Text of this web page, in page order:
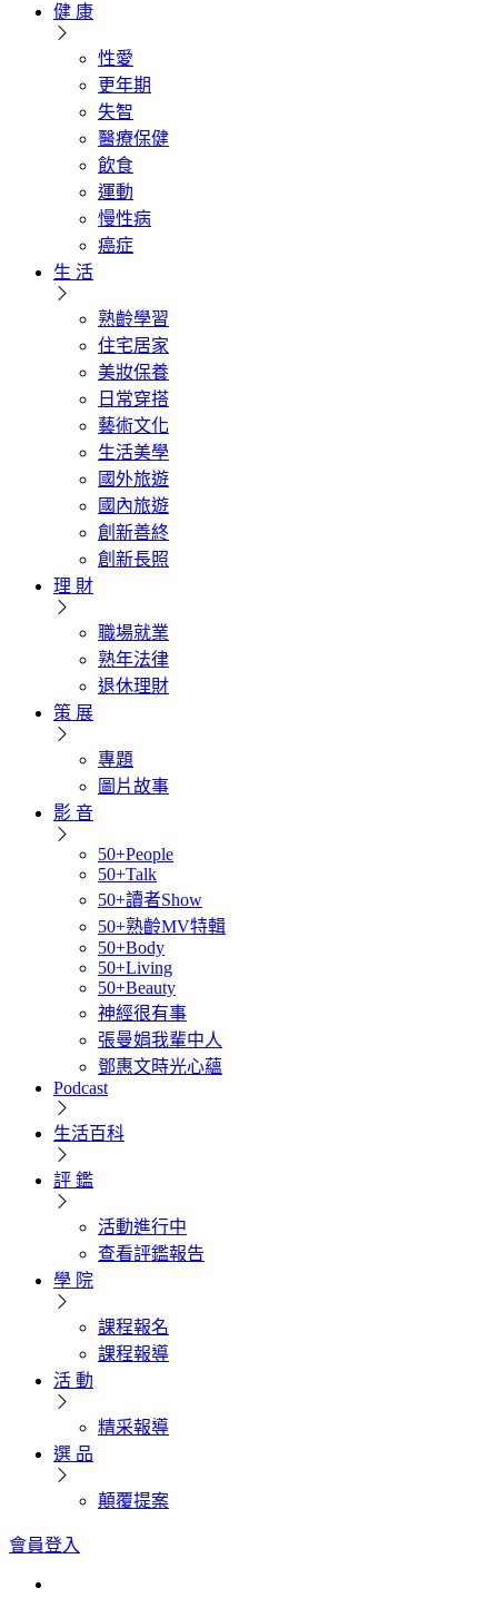
健 康
性愛
更年期
失智
醫療保健
飲食
運動
慢性病
癌症
生 活
熟齡學習
住宅居家
美妝保養
日常穿搭
藝術文化
生活美學
國外旅遊
國內旅遊
創新善終
創新長照
理 財
職場就業
熟年法律
退休理財
策 展
專題
圖片故事
影 音
50+People
50+Talk
50+讀者Show
50+熟齡MV特輯
50+Body
50+Living
50+Beauty
神經很有事
張曼娟我輩中人
鄧惠文時光心蘊
Podcast
生活百科
評 鑑
活動進行中
查看評鑑報告
學 院
課程報名
課程報導
活 動
精采報導
選 品
顛覆提案
會員登入